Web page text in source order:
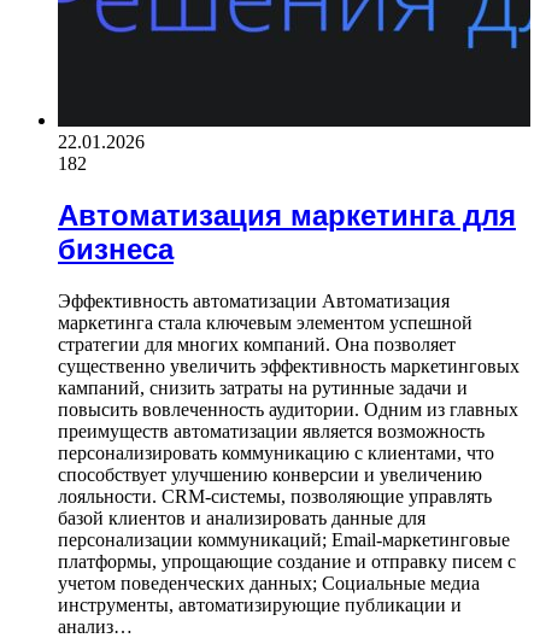
22.01.2026
182
Автоматизация маркетинга для
бизнеса
Эффективность автоматизации Автоматизация
маркетинга стала ключевым элементом успешной
стратегии для многих компаний. Она позволяет
существенно увеличить эффективность маркетинговых
кампаний, снизить затраты на рутинные задачи и
повысить вовлеченность аудитории. Одним из главных
преимуществ автоматизации является возможность
персонализировать коммуникацию с клиентами, что
способствует улучшению конверсии и увеличению
лояльности. CRM-системы, позволяющие управлять
базой клиентов и анализировать данные для
персонализации коммуникаций; Email-маркетинговые
платформы, упрощающие создание и отправку писем с
учетом поведенческих данных; Социальные медиа
инструменты, автоматизирующие публикации и
анализ…